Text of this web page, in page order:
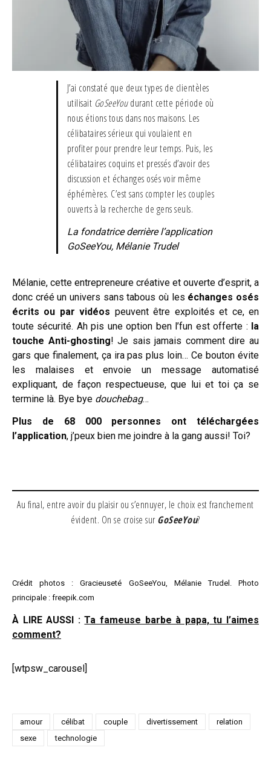
J’ai constaté que deux types de clientèles
utilisait GoSeeYoudurant cette période où
nous étions tous dans nos maisons. Les
célibataires sérieux qui voulaient en
profiter pour prendre leur temps. Puis, les
célibataires coquins et pressés d’avoir des
discussion et échanges osés voir même
éphémères. C’est sans compter les couples
ouverts à la recherche de gens seuls.
La fondatrice derrière l’application
GoSeeYou, Mélanie Trudel
Mélanie, cette entrepreneure créative et ouverte d’esprit, a
donc créé un univers sans tabous où les échanges osés
écrits ou par vidéos peuvent être exploités et ce, en
toute sécurité. Ah pis une option ben l’fun est offerte : la
touche Anti-ghosting! Je sais jamais comment dire au
gars que finalement, ça ira pas plus loin… Ce bouton évite
les malaises et envoie un message automatisé
expliquant, de façon respectueuse, que lui et toi ça se
termine là. Bye bye douchebag…
Plus de
68 000 personnes ont téléchargées
l’application, j’peux bien me joindre à la gang aussi! Toi?
Au final, entre avoir du plaisir ou s’ennuyer, le choix est franchement
évident. On se croise surGoSeeYou?
Crédit photos : Gracieuseté GoSeeYou, Mélanie Trudel. Photo
principale : freepik.com
À LIRE AUSSI : Ta fameuse barbe à papa, tu l’aimes
comment?
[wtpsw_carousel]
amour célibat couple divertissement
relation
sexe
technologie